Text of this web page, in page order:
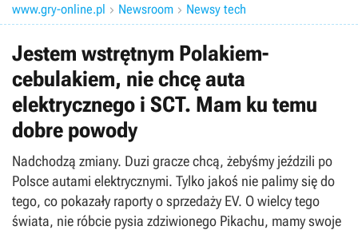
www.gry-online.pl  Newsroom  Newsy tech
Jestem wstrętnym Polakiem-
cebulakiem, nie chcę auta
elektrycznego i SCT. Mam ku temu
dobre powody
Nadchodzą zmiany. Duzi gracze chcą, żebyśmy jeździli po
Polsce autami elektrycznymi. Tylko jakoś nie palimy się do
tego, co pokazały raporty o sprzedaży EV. O wielcy tego
świata, nie róbcie pysia zdziwionego Pikachu, mamy swoje